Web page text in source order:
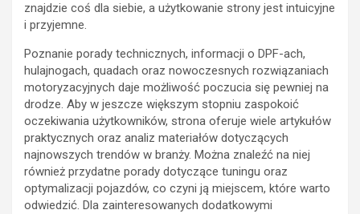
znajdzie coś dla siebie, a użytkowanie strony jest intuicyjne
i przyjemne.
Poznanie porady technicznych, informacji o DPF-ach,
hulajnogach, quadach oraz nowoczesnych rozwiązaniach
motoryzacyjnych daje możliwość poczucia się pewniej na
drodze. Aby w jeszcze większym stopniu zaspokoić
oczekiwania użytkowników, strona oferuje wiele artykułów
praktycznych oraz analiz materiałów dotyczących
najnowszych trendów w branży. Można znaleźć na niej
również przydatne porady dotyczące tuningu oraz
optymalizacji pojazdów, co czyni ją miejscem, które warto
odwiedzić. Dla zainteresowanych dodatkowymi